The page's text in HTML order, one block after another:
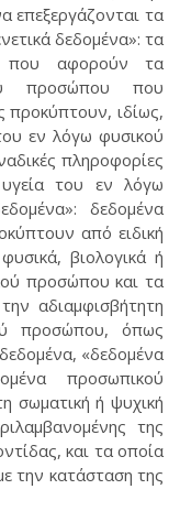
επεξεργάζονται τα
δεδομένα»: τα
που αφορούν τα
προσώπου που
προκύπτουν, ιδίως,
εν λόγω φυσικού
πληροφορίες
του εν λόγω
δεδομένα
από ειδική
βιολογικά ή
προσώπου και τα
αδιαμφισβήτητη
προσώπου, όπως
«δεδομένα
προσωπικού
σωματική ή ψυχική
της
και τα οποία
την κατάσταση της